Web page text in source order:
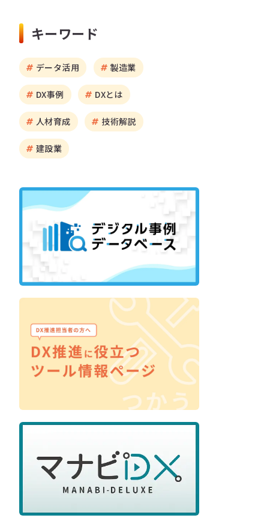
キーワード
データ活用 製造業
DX事例 DXとは
人材育成 技術解説
建設業